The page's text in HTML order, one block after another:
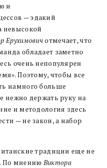
и
— эдакий
невысокой
Ерухимович отмечает, что
обладает заметно
очень непопулярен
Поэтому, чтобы все
намного больше
нежно держать руку на
и методология здесь
— не закон, а набор
традиции еще не
По мнению Виктора